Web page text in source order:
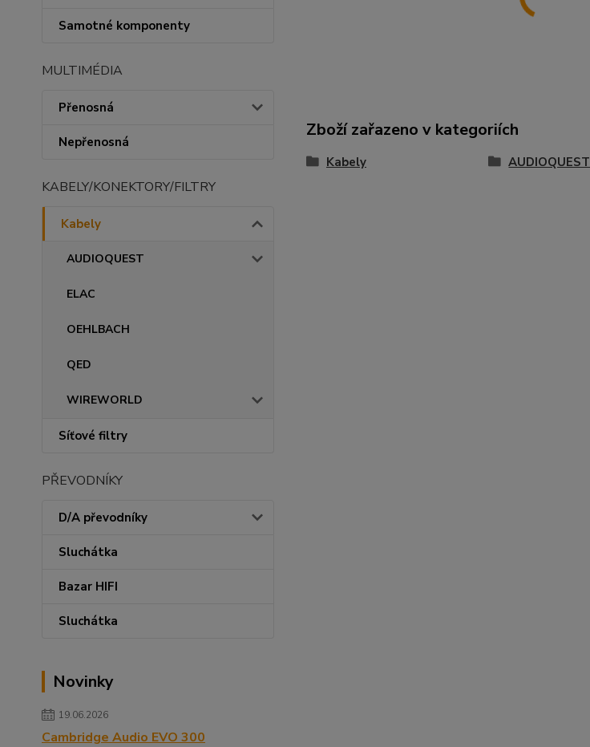
Samotné komponenty
MULTIMÉDIA
Přenosná
Nepřenosná
KABELY/KONEKTORY/FILTRY
Kabely
AUDIOQUEST
ELAC
OEHLBACH
QED
WIREWORLD
Síťové filtry
PŘEVODNÍKY
D/A převodníky
Sluchátka
Bazar HIFI
Sluchátka
Novinky
19.06.2026
Cambridge Audio EVO 300
Zboží zařazeno v kategoriích
Kabely AUDIOQUEST